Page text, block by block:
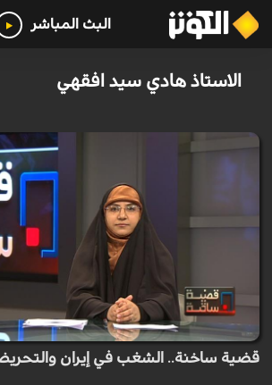
البث المباشر
الاستاذ هادي سيد افقهي
قضية ساخنة.. الشغب في إيران